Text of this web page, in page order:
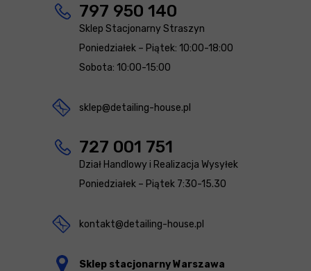
797 950 140
Sklep Stacjonarny Straszyn
Poniedziałek – Piątek: 10:00-18:00
Sobota: 10:00-15:00
sklep@detailing-house.pl
727 001 751
Dział Handlowy i Realizacja Wysyłek
Poniedziałek – Piątek 7:30-15.30
kontakt@detailing-house.pl
Sklep stacjonarny Warszawa